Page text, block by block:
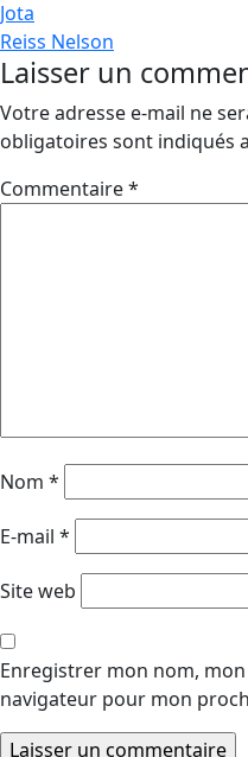
Navigation
de
l’article
Jota
Reiss Nelson
Laisser un
Votre adresse e-mail ne
obligatoires sont indiqués
Commentaire*
Nom *
E-mail *
Site web
Enregistrer mon nom,
navigateur pour mon